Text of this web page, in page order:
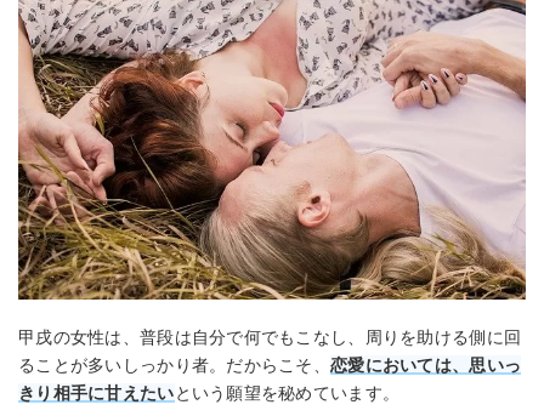
甲戌の女性は、普段は自分で何でもこなし、周りを助ける側に回
ることが多いしっかり者。だからこそ、恋愛においては、思いっ
きり相手に甘えたいという願望を秘めています。